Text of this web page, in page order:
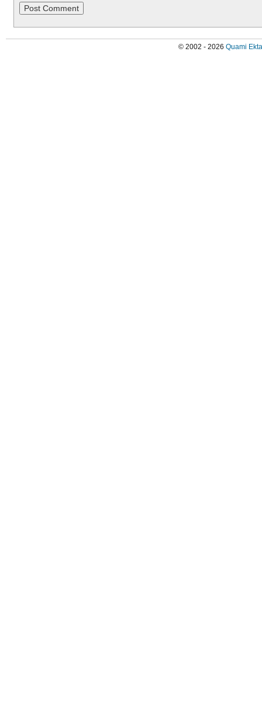
© 2002 - 2026 Quami